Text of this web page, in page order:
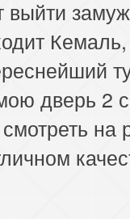
выйти
дверь 2
на